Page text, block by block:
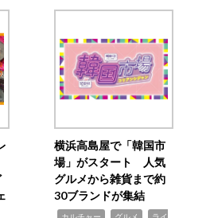
横浜高島屋で「韓国市
場」がスタート 人気
グルメから雑貨まで約
30ブランドが集結